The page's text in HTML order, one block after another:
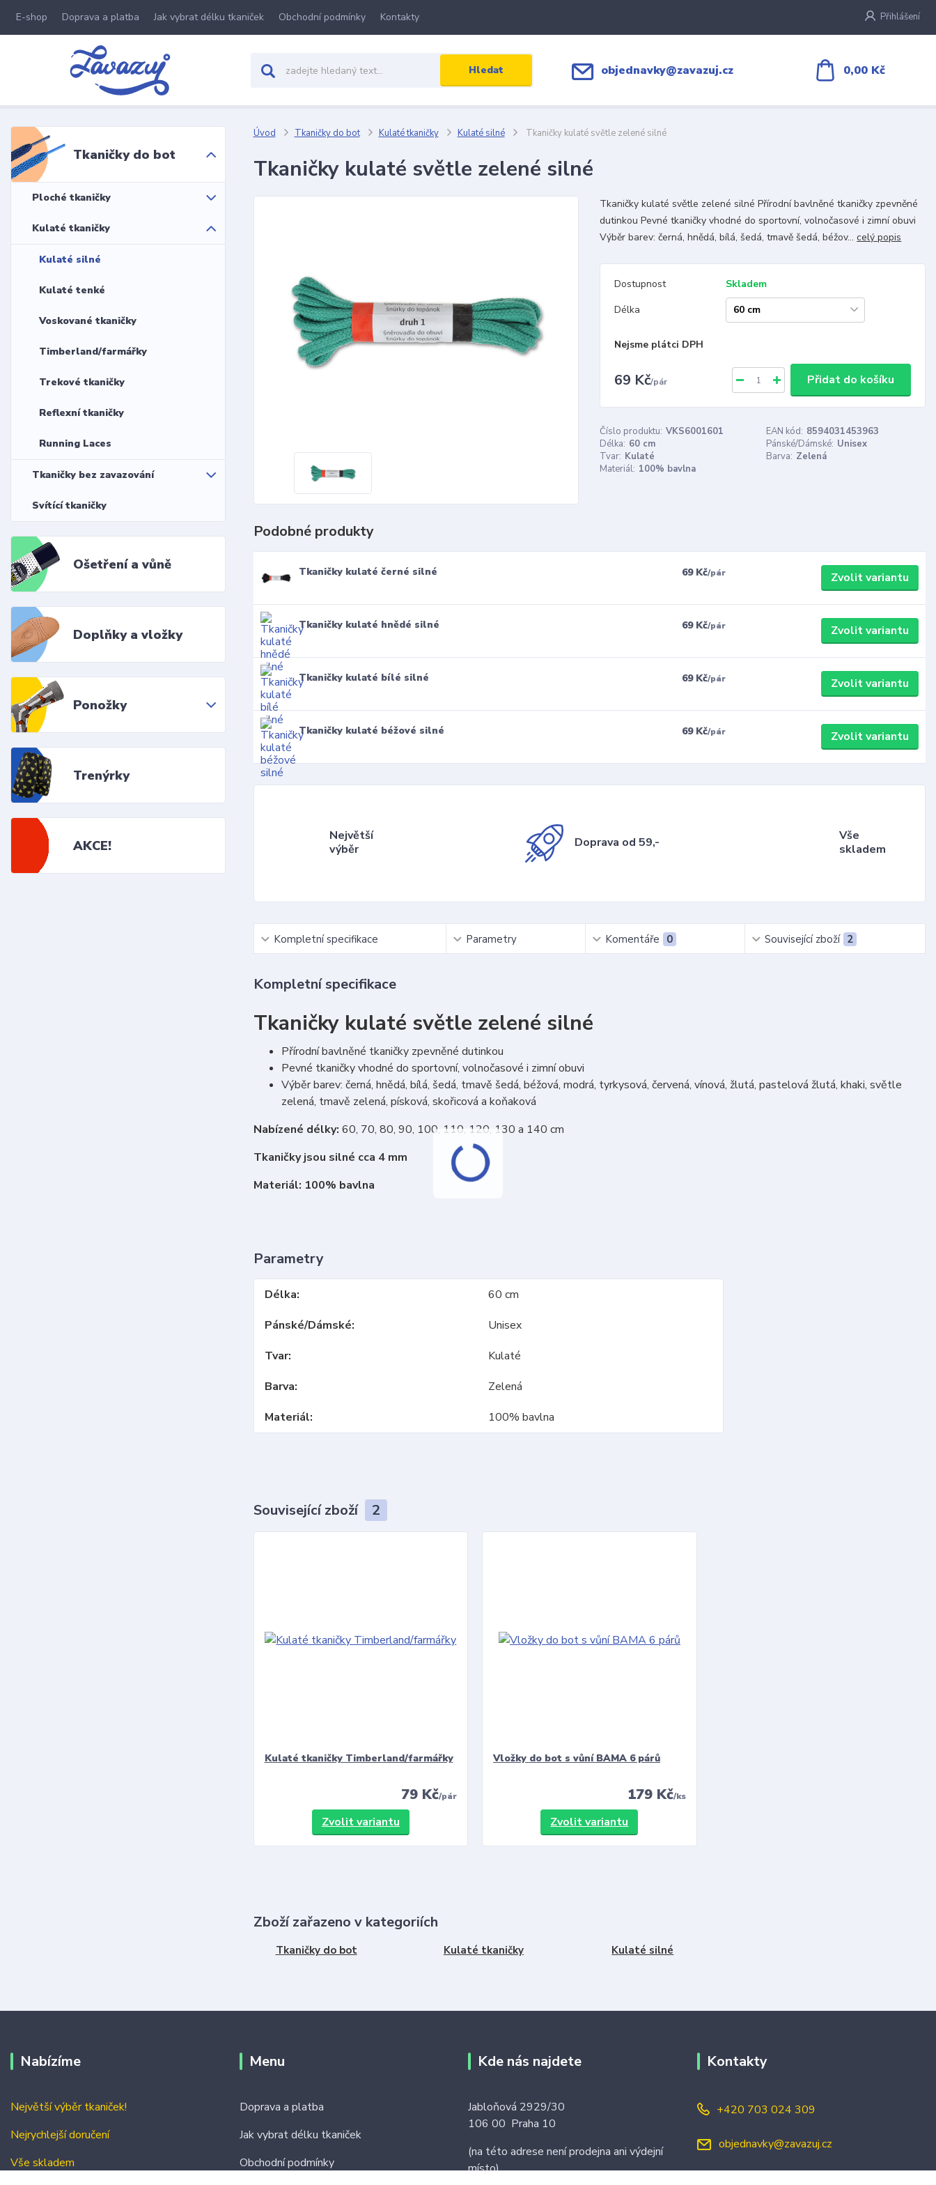
E-shop Doprava a platba Jak vybrat délku tkaniček Obchodní podmínky Kontakty Přihlášení
Hledat objednavky@zavazuj.cz 0,00 Kč
Tkaničky do bot
Ploché tkaničky
Kulaté tkaničky
Kulaté silné
Kulaté tenké
Voskované tkaničky
Timberland/farmářky
Trekové tkaničky
Reflexní tkaničky
Running Laces
Tkaničky bez zavazování
Svítící tkaničky
Ošetření a vůně
Doplňky a vložky
Ponožky
Trenýrky
AKCE!
Úvod Tkaničky do bot Kulaté tkaničky Kulaté silné Tkaničky kulaté světle zelené silné
Tkaničky kulaté světle zelené silné
Tkaničky kulaté světle zelené silné Přírodní bavlněné tkaničky zpevněné
dutinkou Pevné tkaničky vhodné do sportovní, volnočasové i zimní obuvi
Výběr barev: černá, hnědá, bílá, šedá, tmavě šedá, béžov...celý popis
Dostupnost
Skladem
Délka
Nejsme plátci DPH
69 Kč/pár Přidat do košíku
Číslo produktu: VKS6001601 EAN kód: 8594031453963
Délka: 60 cm Pánské/Dámské: Unisex
Tvar: Kulaté Barva: Zelená
Materiál: 100% bavlna
Podobné produkty
Tkaničky kulaté černé silné 69 Kč/pár Zvolit variantu
Tkaničky kulaté hnědé silné 69 Kč/pár Zvolit variantu
Tkaničky kulaté bílé silné 69 Kč/pár Zvolit variantu
Tkaničky kulaté béžové silné 69 Kč/pár Zvolit variantu
Největší
výběr
Doprava od 59,-
Vše
skladem
Kompletní specifikace Parametry Komentáře 0 Související zboží 2
Kompletní specifikace
Tkaničky kulaté světle zelené silné
Přírodní bavlněné tkaničky zpevněné dutinkou
Pevné tkaničky vhodné do sportovní, volnočasové i zimní obuvi
Výběr barev: černá, hnědá, bílá, šedá, tmavě šedá, béžová, modrá, tyrkysová, červená, vínová, žlutá, pastelová žlutá, khaki, světle
zelená, tmavě zelená, písková, skořicová a koňaková
Nabízené délky: 60, 70, 80, 90, 100, 110, 120, 130 a 140 cm
Tkaničky jsou silné cca 4 mm
Materiál: 100% bavlna
Parametry
Délka
60 cm
Pánské/Dámské
Unisex
Tvar
Kulaté
Barva
Zelená
Materiál
100% bavlna
Související zboží 2
Kulaté tkaničky Timberland/farmářky
79 Kč/pár
Zvolit variantu
Vložky do bot s vůní BAMA 6 párů
179 Kč/ks
Zvolit variantu
Zboží zařazeno v kategoriích
Tkaničky do bot Kulaté tkaničky Kulaté silné
Nabízíme
Největší výběr tkaniček!
Nejrychlejší doručení
Vše skladem
Menu
Doprava a platba
Jak vybrat délku tkaniček
Obchodní podmínky
Kde nás najdete
Jabloňová 2929/30
106 00 Praha 10
(na této adrese není prodejna ani výdejní
místo)
Kontakty
+420 703 024 309
objednavky@zavazuj.cz